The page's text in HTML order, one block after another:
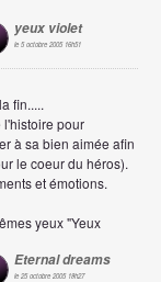
yeux violet
le 5 octobre 2005 16h51
fin.....
l'histoire pour
à sa bien aimée afin
le coeur du héros).
et émotions.
yeux "Yeux
Eternal dreams
le 25 octobre 2005 18h27